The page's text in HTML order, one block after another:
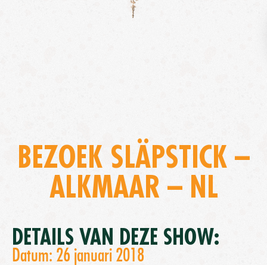
BEZOEK SLÄPSTICK –
ALKMAAR – NL
DETAILS VAN DEZE SHOW:
Datum: 26 januari 2018